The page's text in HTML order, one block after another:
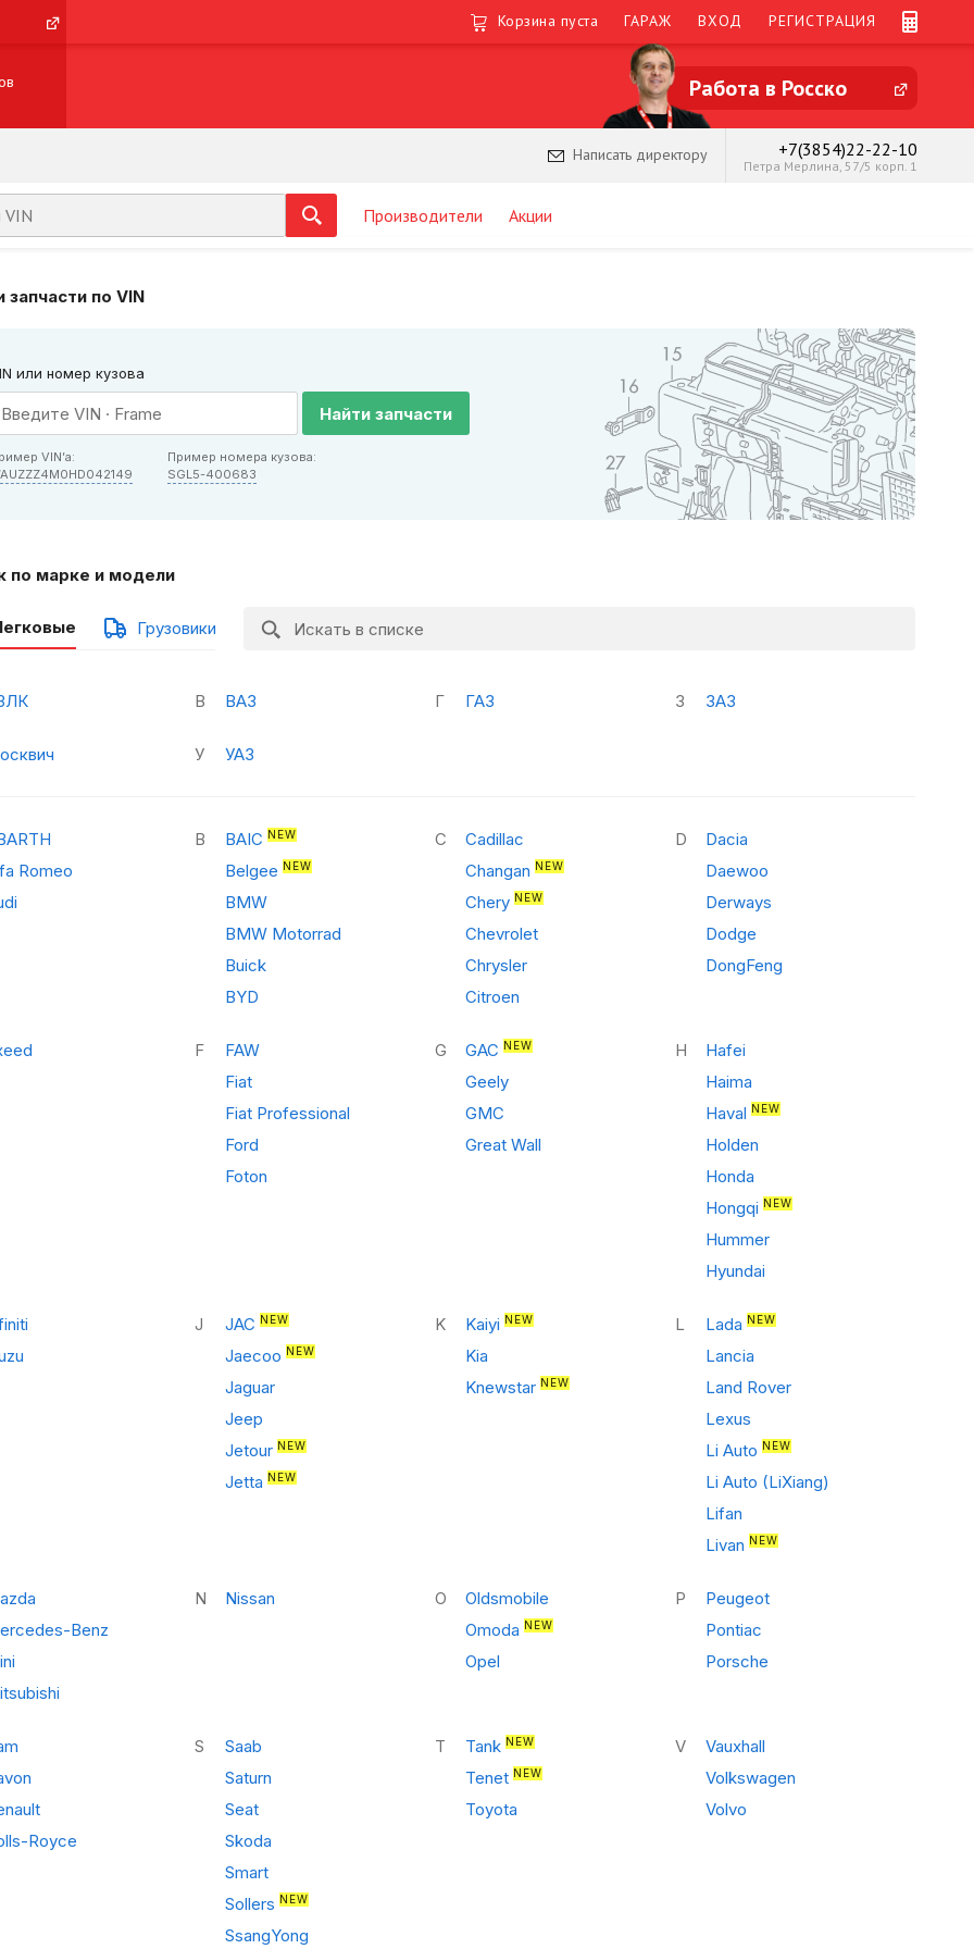
Корзина пуста ГАРАЖ ВХОД РЕГИСТРАЦИЯ
Работа в Росско
Написать директору +7(3854)22-22-10
Петра Мерлина, 57/5 корп. 1
Производители Акции
запчасти по VIN
или номер кузова
Найти запчасти
VIN’а:
Пример номера кузова:
SGL5-400683
по марке и модели
Грузовики
В ВАЗ Г ГАЗ З ЗАЗ
У УАЗ
Romeo
B BAIC NEW
Belgee NEW
BMW
BMW Motorrad
Buick
BYD
C
Cadillac
Changan NEW
Chery NEW
Chevrolet
Chrysler
Citroen
D
Dacia
Daewoo
Derways
Dodge
DongFeng
F
FAW
Fiat
Fiat Professional
Ford
Foton
G GAC NEW
Geely
GMC
Great Wall
H
Hafei
Haima
Haval NEW
Holden
Honda
Hongqi NEW
Hummer
Hyundai
J JAC NEW
Jaecoo NEW
Jaguar
Jeep
Jetour NEW
Jetta NEW
K Kaiyi NEW
Kia
Knewstar NEW
L Lada NEW
Lancia
Land Rover
Lexus
Li Auto NEW
Li Auto (LiXiang)
Lifan
Livan NEW
Benz
N Nissan O
Oldsmobile
Omoda NEW
Opel
P
Peugeot
Pontiac
Porsche
Royce
S
Saab
Saturn
Seat
Skoda
Smart
Sollers NEW
SsangYong
T Tank NEW
Tenet NEW
Toyota
V
Vauxhall
Volkswagen
Volvo